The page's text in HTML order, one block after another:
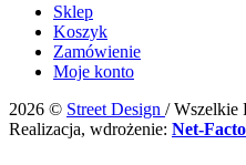
Sklep
Koszyk
Zamówienie
Moje konto
2026 © Street Design / Wszelkie
Realizacja, wdrożenie: Net-